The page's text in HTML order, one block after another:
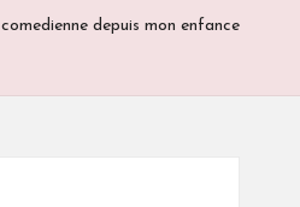
comedienne depuis mon enfance